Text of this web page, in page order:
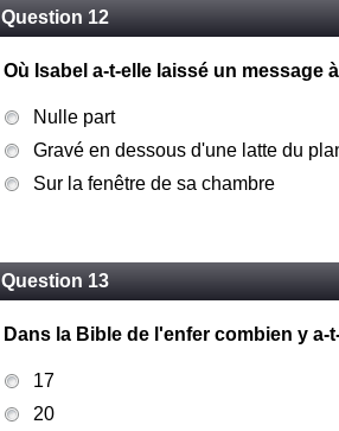
Question 12
Où Isabel a-t-elle laissé un message
Nulle part
Gravé en dessous d'une latte du
Sur la fenêtre de sa chambre
Question 13
Dans la Bible de l'enfer combien y
17
20